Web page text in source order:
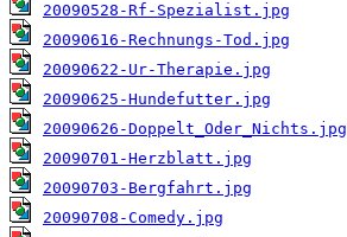
20090528-Rf-Spezialist.jpg
20090616-Rechnungs-Tod.jpg
20090622-Ur-Therapie.jpg
20090625-Hundefutter.jpg
20090626-Doppelt_Oder_Nichts.jpg
20090701-Herzblatt.jpg
20090703-Bergfahrt.jpg
20090708-Comedy.jpg